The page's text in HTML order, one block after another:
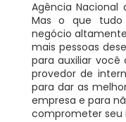
Agência Nacional
Mas o que tudo
negócio
mais pessoas
para auxiliar
provedor de
para dar as
empresa e para
comprometer seu